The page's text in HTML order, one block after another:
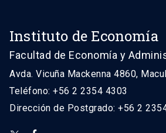
Instituto de Economía
Facultad de Economía y
Avda. Vicuña Mackenna 4860,
Teléfono: +56 2 2354 4303
Dirección de Postgrado: +56 2